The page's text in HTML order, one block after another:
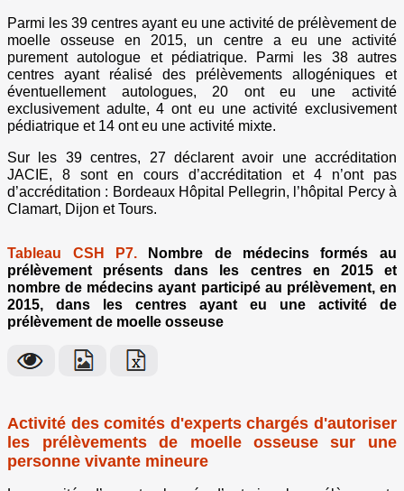
Parmi les 39 centres ayant eu une activité de prélèvement de
moelle osseuse en 2015, un centre a eu une activité
purement autologue et pédiatrique. Parmi les 38 autres
centres ayant réalisé des prélèvements allogéniques et
éventuellement autologues, 20 ont eu une activité
exclusivement adulte, 4 ont eu une activité exclusivement
pédiatrique et 14 ont eu une activité mixte.
Sur les 39 centres, 27 déclarent avoir une accréditation
JACIE, 8 sont en cours d’accréditation et 4 n’ont pas
d’accréditation : Bordeaux Hôpital Pellegrin, l’hôpital Percy à
Clamart, Dijon et Tours.
Tableau CSH P7.Nombre de médecins formés au
prélèvement présents dans les centres en 2015 et
nombre de médecins ayant participé au prélèvement, en
2015, dans les centres ayant eu une activité de
prélèvement de moelle osseuse
Activité des comités d'experts chargés d'autoriser
les prélèvements de moelle osseuse sur une
personne vivante mineure